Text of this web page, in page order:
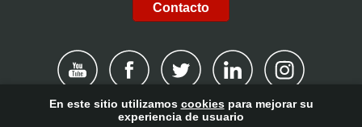
Contacto
En este sitio utilizamos cookiespara mejorar su
experiencia de usuario